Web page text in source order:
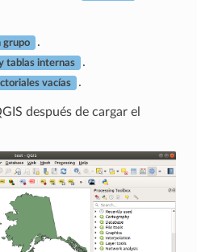
grupo .
tablas internas .
vacías .
después de cargar el